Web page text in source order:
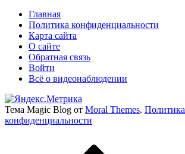
Главная
Политика конфиденциальности
Карта сайта
О сайте
Обратная связь
Войти
Всё о видеонаблюдении
Тема Magic Blog от Moral Themes. Политика
конфиденциальности